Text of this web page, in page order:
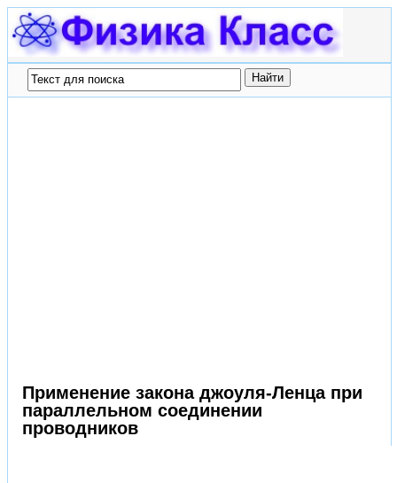
Применение закона джоуля-Ленца при
параллельном соединении
проводников